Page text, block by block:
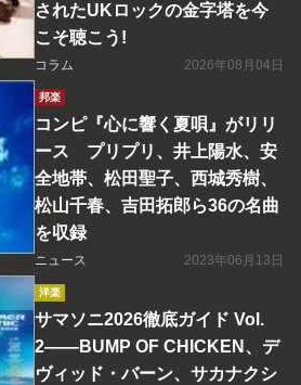
されたUKロックの金字塔を今
こそ聴こう!
コラム 2026年08月04日
邦楽
コンピ『心に響く夏唄』がリリ
ース プリプリ、井上陽水、安
全地帯、松田聖子、西城秀樹、
松山千春、吉田拓郎ら36の名曲
を収録
ニュース 2023年06月13日
洋楽
サマソニ2026徹底ガイド Vol.
2――BUMP OF CHICKEN、デ
ヴィッド・バーン、サカナクシ